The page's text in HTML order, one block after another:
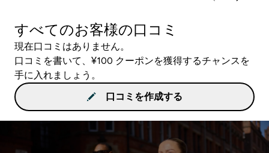
すべてのお客様の口コミ
現在口コミはありません。
口コミを書いて、¥100 クーポンを獲得するチャンスを
手に入れましょう。
口コミを作成する